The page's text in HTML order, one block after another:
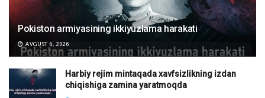
Pokiston armiyasining ikkiyuzlama harakati
AVGUST 6, 2026
Harbiy rejim mintaqada xavfsizlikning izdan
chiqishiga zamina yaratmoqda